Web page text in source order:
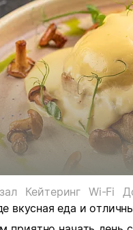
Кейтеринг Wi-Fi
вкусная еда и